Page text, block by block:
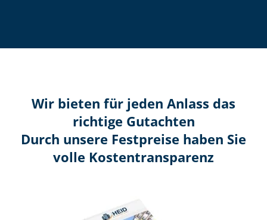
Wir bieten für jeden Anlass das
richtige Gutachten
Durch unsere Festpreise haben Sie
volle Kosten­transparenz